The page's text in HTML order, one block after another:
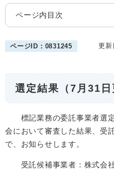
ページ内目次
ページID：0831245 更新
選定結果（7月31
標記業務の委託事業者選定
会において審査した結果、受
で、お知らせします。
受託候補事業者：株式会社